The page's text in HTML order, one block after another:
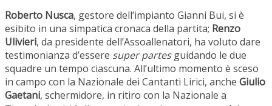
Roberto Nusca, gestore dell’impianto Gianni Bui, si è
esibito in una simpatica cronaca della partita; Renzo
Ulivieri, da presidente dell’Assoallenatori, ha voluto dare
testimonianza d’essere super partesguidando le due
squadre un tempo ciascuna. All’ultimo momento è sceso
in campo con la Nazionale dei Cantanti Lirici, anche Giulio
Gaetani, schermidore, in ritiro con la Nazionale a